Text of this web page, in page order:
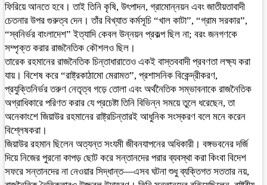
ফিরিয়ে আনতে হবে। তাই তিনি কৃষি, উৎপাদন, গ্রামোন্নয়ন এবং জাতীয়তাবাদী
চেতনার উপর গুরুত্ব দেন। তাঁর বিখ্যাত কর্মসূচি “খাল কাটা”, “গ্রাম সরকার”,
“স্বনির্ভর বাংলাদেশ” ইত্যাদি কেবল উন্নয়ন প্রকল্প ছিল না; বরং জনগণকে
সম্পৃক্ত করার রাজনৈতিক কৌশলও ছিল।
তারেক রহমানের রাজনৈতিক চিন্তাধারাতেও একই বাস্তববাদী প্রবণতা লক্ষ্য করা
যায়। বিশেষ করে “রাষ্ট্রকাঠামো মেরামত”, প্রশাসনিক বিকেন্দ্রীকরণ,
প্রযুক্তিনির্ভর তরুণ নেতৃত্ব গড়ে তোলা এবং অর্থনৈতিক সম্ভাবনাকে রাজনৈতিক
অগ্রাধিকারে পরিণত করার যে প্রচেষ্টা তিনি বিভিন্ন সময়ে তুলে ধরেছেন, তা
অনেকাংশে জিয়াউর রহমানের রাষ্ট্রচিন্তারই আধুনিক সংস্করণ বলে মনে করেন
বিশ্লেষকরা।
জিয়াউর রহমান ছিলেন অত্যন্ত সংযমী জীবনযাপনের অধিকারী। বঙ্গভবনের দর্জি
দিয়ে নিজের পুরনো কাপড় ছোট করে সন্তানদের পরার ব্যবস্থা করা কিংবা বিদেশ
সফরে সন্তানদের না নেওয়ার সিদ্ধান্ত—এসব ঘটনা শুধু ব্যক্তিগত সততার নয়,